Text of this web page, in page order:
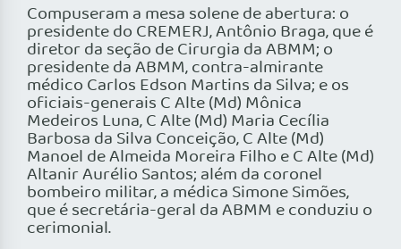
Compuseram a mesa solene de abertura: o
presidente do CREMERJ, Antônio Braga, que é
diretor da seção de Cirurgia da ABMM; o
presidente da ABMM, contra-almirante
médico Carlos Edson Martins da Silva; e os
oficiais-generais C Alte (Md) Mônica
Medeiros Luna, C Alte (Md) Maria Cecília
Barbosa da Silva Conceição, C Alte (Md)
Manoel de Almeida Moreira Filho e C Alte (Md)
Altanir Aurélio Santos; além da coronel
bombeiro militar, a médica Simone Simões,
que é secretária-geral da ABMM e conduziu o
cerimonial.